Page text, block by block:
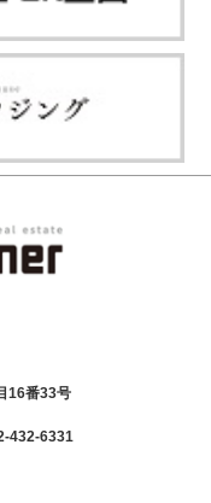
16番33号
432-6331